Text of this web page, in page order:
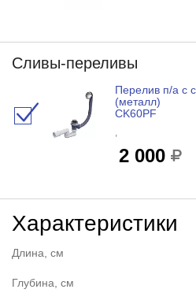
Сливы-переливы
Перелив п/а с
(металл)
CK60PF
2 000
Характеристики
Длина, см
Глубина, см